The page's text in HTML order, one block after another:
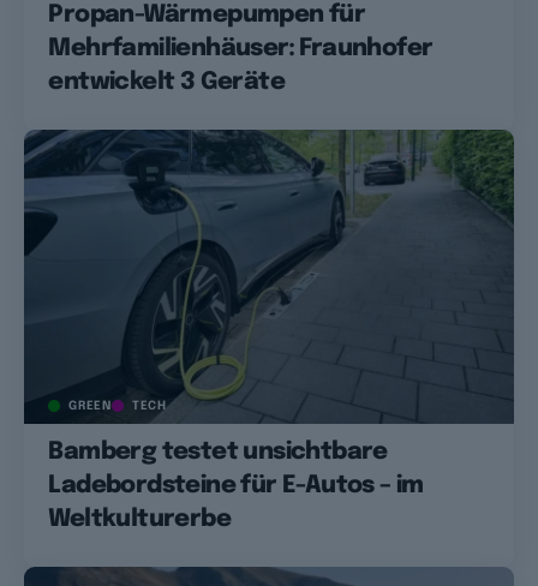
Propan-Wärmepumpen für
Mehrfamilienhäuser: Fraunhofer
entwickelt 3 Geräte
GREEN TECH
Bamberg testet unsichtbare
Ladebordsteine für E-Autos – im
Weltkulturerbe